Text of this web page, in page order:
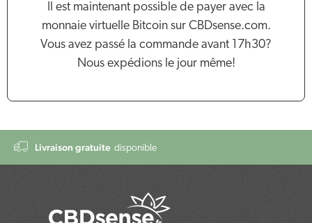
Il est maintenant possible de payer avec la
monnaie virtuelle Bitcoin sur CBDsense.com.
Vous avez passé la commande avant 17h30?
Nous expédions le jour même!
Livraison gratuite disponible